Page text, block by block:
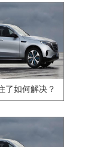
了如何解决？